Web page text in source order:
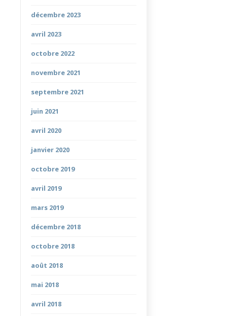
décembre 2023
avril 2023
octobre 2022
novembre 2021
septembre 2021
juin 2021
avril 2020
janvier 2020
octobre 2019
avril 2019
mars 2019
décembre 2018
octobre 2018
août 2018
mai 2018
avril 2018